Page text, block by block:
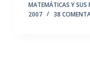
MATEMÁTICAS Y SUS
2007
38